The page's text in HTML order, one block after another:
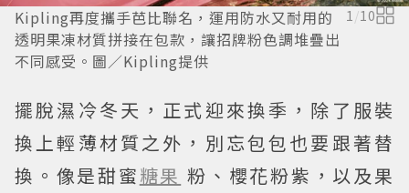
Kipling再度攜手芭比聯名，運用防水又耐用的
透明果凍材質拼接在包款，讓招牌粉色調堆疊出
不同感受。圖／Kipling提供
1 /10
擺脫濕冷冬天，正式迎來換季，除了服裝
換上輕薄材質之外，別忘包包也要跟著替
換。像是甜蜜糖果 粉、櫻花粉紫，以及果